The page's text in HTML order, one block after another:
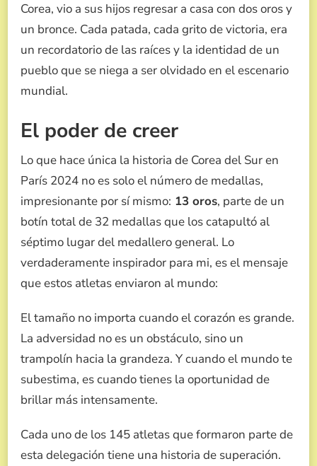
Corea, vio a sus hijos regresar a casa con dos oros y
un bronce. Cada patada, cada grito de victoria, era
un recordatorio de las raíces y la identidad de un
pueblo que se niega a ser olvidado en el escenario
mundial.
El poder de creer
Lo que hace única la historia de Corea del Sur en
París 2024 no es solo el número de medallas,
impresionante por sí mismo: 13 oros, parte de un
botín total de 32 medallas que los catapultó al
séptimo lugar del medallero general. Lo
verdaderamente inspirador para mi, es el mensaje
que estos atletas enviaron al mundo:
El tamaño no importa cuando el corazón es grande.
La adversidad no es un obstáculo, sino un
trampolín hacia la grandeza. Y cuando el mundo te
subestima, es cuando tienes la oportunidad de
brillar más intensamente.
Cada uno de los 145 atletas que formaron parte de
esta delegación tiene una historia de superación.